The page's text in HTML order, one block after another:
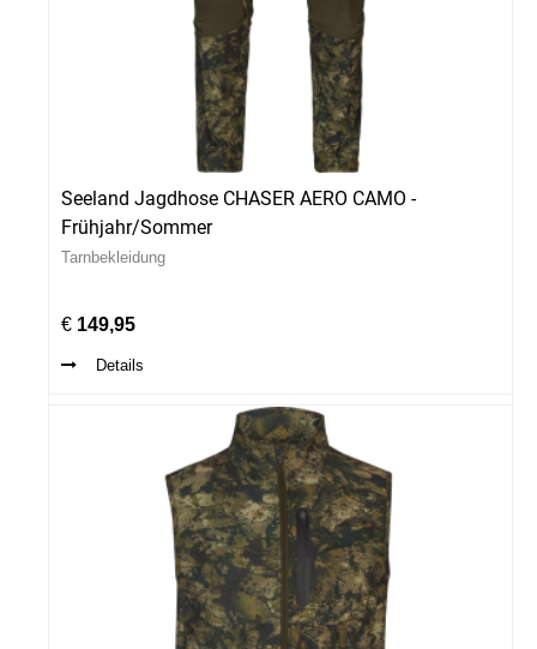
Seeland Jagdhose CHASER AERO CAMO -
Frühjahr/Sommer
Tarnbekleidung
€ 149,95
Details